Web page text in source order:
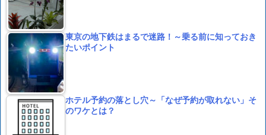
東京の地下鉄はまるで迷路！～乗る前に知っておき
たいポイント
ホテル予約の落とし穴～「なぜ予約が取れない」そ
のワケとは？